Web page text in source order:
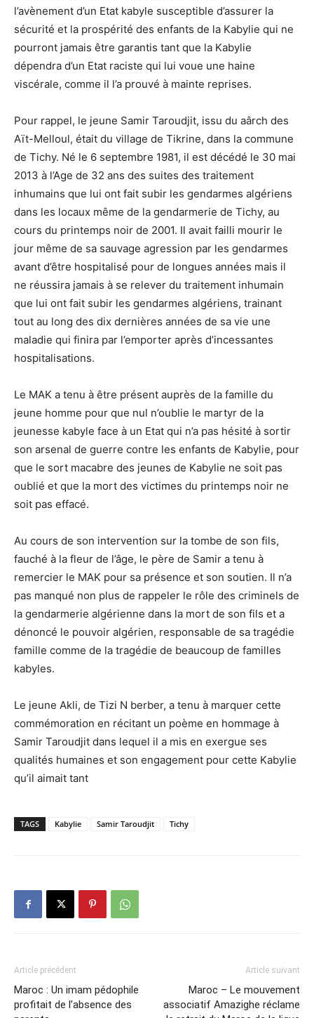
l’avènement d’un Etat kabyle susceptible d’assurer la
sécurité et la prospérité des enfants de la Kabylie qui ne
pourront jamais être garantis tant que la Kabylie
dépendra d’un Etat raciste qui lui voue une haine
viscérale, comme il l’a prouvé à mainte reprises.
Pour rappel, le jeune Samir Taroudjit, issu du aârch des
Aït-Melloul, était du village de Tikrine, dans la commune
de Tichy. Né le 6 septembre 1981, il est décédé le 30 mai
2013 à l’Age de 32 ans des suites des traitement
inhumains que lui ont fait subir les gendarmes algériens
dans les locaux même de la gendarmerie de Tichy, au
cours du printemps noir de 2001. Il avait failli mourir le
jour même de sa sauvage agression par les gendarmes
avant d’être hospitalisé pour de longues années mais il
ne réussira jamais à se relever du traitement inhumain
que lui ont fait subir les gendarmes algériens, trainant
tout au long des dix dernières années de sa vie une
maladie qui finira par l’emporter après d’incessantes
hospitalisations.
Le MAK a tenu à être présent auprès de la famille du
jeune homme pour que nul n’oublie le martyr de la
jeunesse kabyle face à un Etat qui n’a pas hésité à sortir
son arsenal de guerre contre les enfants de Kabylie, pour
que le sort macabre des jeunes de Kabylie ne soit pas
oublié et que la mort des victimes du printemps noir ne
soit pas effacé.
Au cours de son intervention sur la tombe de son fils,
fauché à la fleur de l’âge, le père de Samir a tenu à
remercier le MAK pour sa présence et son soutien. Il n’a
pas manqué non plus de rappeler le rôle des criminels de
la gendarmerie algérienne dans la mort de son fils et a
dénoncé le pouvoir algérien, responsable de sa tragédie
famille comme de la tragédie de beaucoup de familles
kabyles.
Le jeune Akli, de Tizi N berber, a tenu à marquer cette
commémoration en récitant un poème en hommage à
Samir Taroudjit dans lequel il a mis en exergue ses
qualités humaines et son engagement pour cette Kabylie
qu’il aimait tant
TAGS Kabylie Samir Taroudjit Tichy
Article précédent
Maroc : Un imam pédophile
profitait de l’absence des
Article suivant
Maroc – Le mouvement
associatif Amazighe réclame